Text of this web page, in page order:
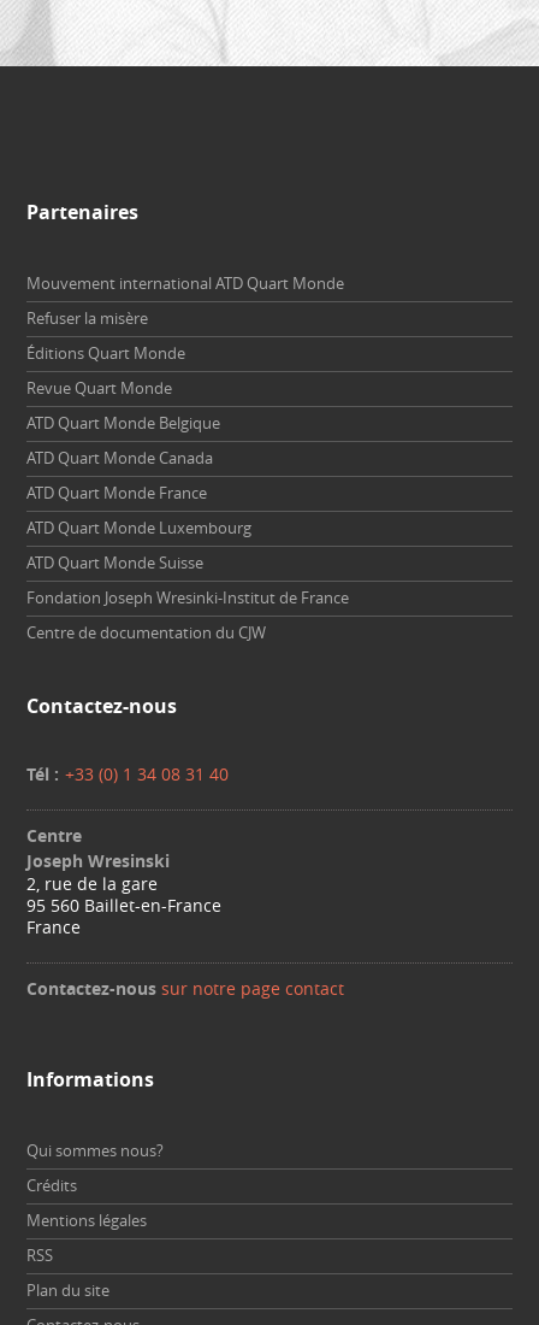
Partenaires
Mouvement international ATD Quart Monde
Refuser la misère
Éditions Quart Monde
Revue Quart Monde
ATD Quart Monde Belgique
ATD Quart Monde Canada
ATD Quart Monde France
ATD Quart Monde Luxembourg
ATD Quart Monde Suisse
Fondation Joseph Wresinki-Institut de France
Centre de documentation du CJW
Contactez-nous
Tél : +33 (0) 1 34 08 31 40
Centre
Joseph Wresinski
2, rue de la gare
95 560 Baillet-en-France
France
Contactez-nous sur notre page contact
Informations
Qui sommes nous?
Crédits
Mentions légales
RSS
Plan du site